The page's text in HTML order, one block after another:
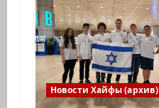
Новости Хайфы (архив)